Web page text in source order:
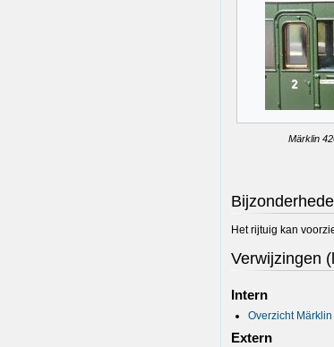
Märklin
Het rijtuig kan
Verwijzingen
Intern
Overzicht
Extern